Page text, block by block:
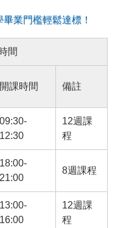
業門檻輕鬆達標！
間
開課時間 備註
09:30-
12:30
12週課
程
18:00-
21:00
8週課程
13:00-
16:00
12週課
程